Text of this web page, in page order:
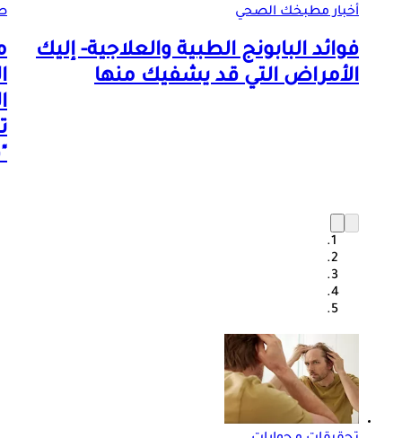
أخبار مطبخك الصحي
فوائد البابونج الطبية والعلاجية- إليك
الأمراض التي قد يشفيك منها